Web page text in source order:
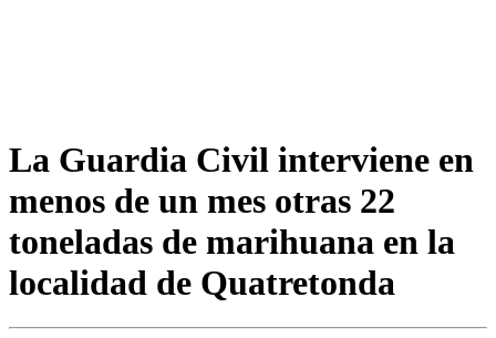
La Guardia Civil interviene en
menos de un mes otras 22
toneladas de marihuana en la
localidad de Quatretonda